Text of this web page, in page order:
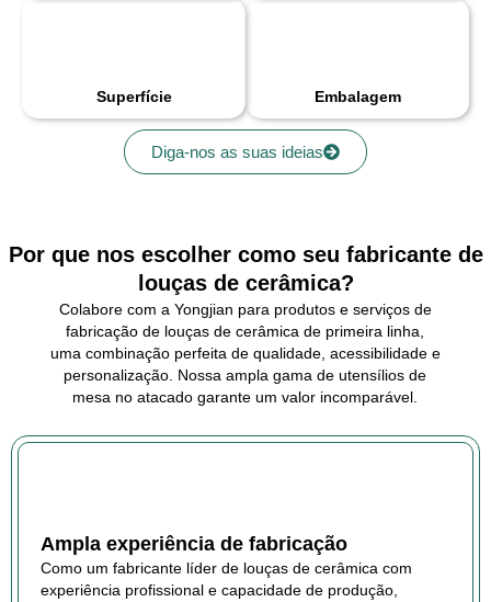
Superfície Embalagem
Diga-nos as suas ideias
Por que nos escolher como seu fabricante de
louças de cerâmica?
Colabore com a Yongjian para produtos e serviços de
fabricação de louças de cerâmica de primeira linha,
uma combinação perfeita de qualidade, acessibilidade e
personalização. Nossa ampla gama de utensílios de
mesa no atacado garante um valor incomparável.
Ampla experiência de fabricação
Como um fabricante líder de louças de cerâmica com
experiência profissional e capacidade de produção,